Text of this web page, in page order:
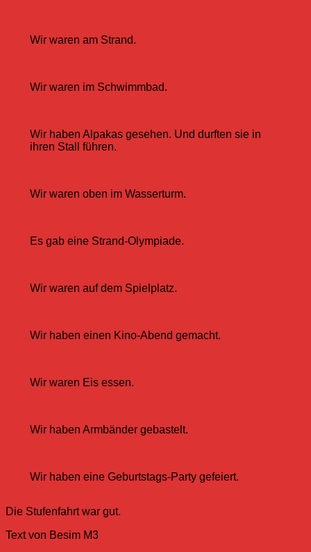
Wir waren am Strand.
Wir waren im Schwimmbad.
Wir haben Alpakas gesehen. Und durften sie in
ihren Stall führen.
Wir waren oben im Wasserturm.
Es gab eine Strand-Olympiade.
Wir waren auf dem Spielplatz.
Wir haben einen Kino-Abend gemacht.
Wir waren Eis essen.
Wir haben Armbänder gebastelt.
Wir haben eine Geburtstags-Party gefeiert.
Die Stufenfahrt war gut.
Text von Besim M3